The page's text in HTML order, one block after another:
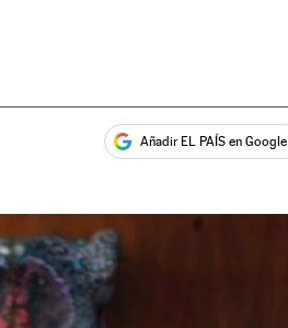
Añadir EL PAÍS en Google